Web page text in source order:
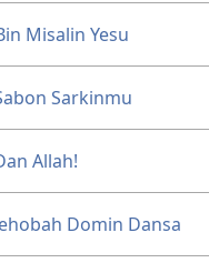
Misalin Yesu
Sarkinmu
Allah!
Domin Dansa